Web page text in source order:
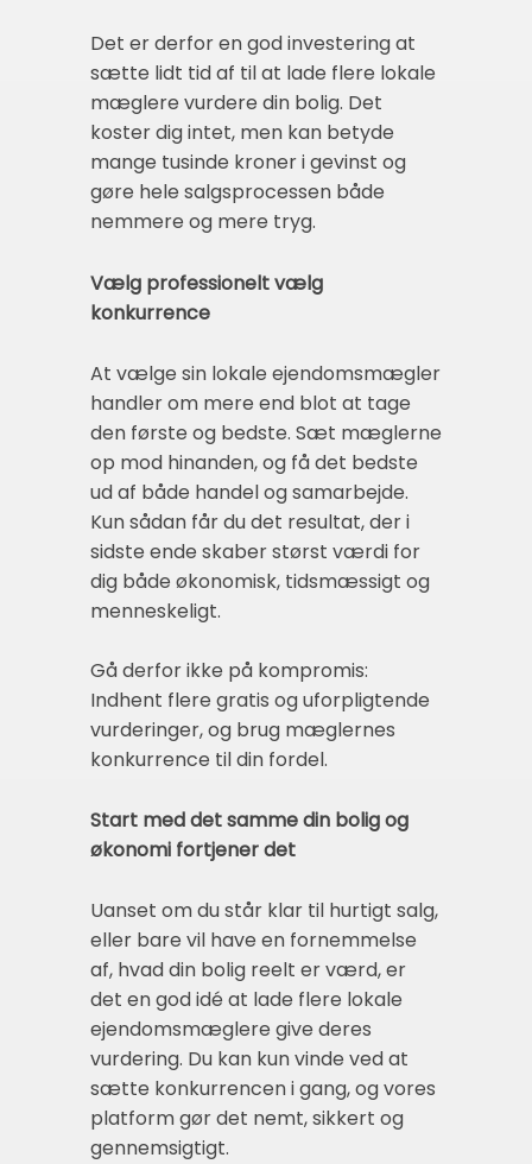
Det er derfor en god investering at
sætte lidt tid af til at lade flere lokale
mæglere vurdere din bolig. Det
koster dig intet, men kan betyde
mange tusinde kroner i gevinst og
gøre hele salgsprocessen både
nemmere og mere tryg.
Vælg professionelt vælg
konkurrence
At vælge sin lokale ejendomsmægler
handler om mere end blot at tage
den første og bedste. Sæt mæglerne
op mod hinanden, og få det bedste
ud af både handel og samarbejde.
Kun sådan får du det resultat, der i
sidste ende skaber størst værdi for
dig både økonomisk, tidsmæssigt og
menneskeligt.
Gå derfor ikke på kompromis:
Indhent flere gratis og uforpligtende
vurderinger, og brug mæglernes
konkurrence til din fordel.
Start med det samme din bolig og
økonomi fortjener det
Uanset om du står klar til hurtigt salg,
eller bare vil have en fornemmelse
af, hvad din bolig reelt er værd, er
det en god idé at lade flere lokale
ejendomsmæglere give deres
vurdering. Du kan kun vinde ved at
sætte konkurrencen i gang, og vores
platform gør det nemt, sikkert og
gennemsigtigt.